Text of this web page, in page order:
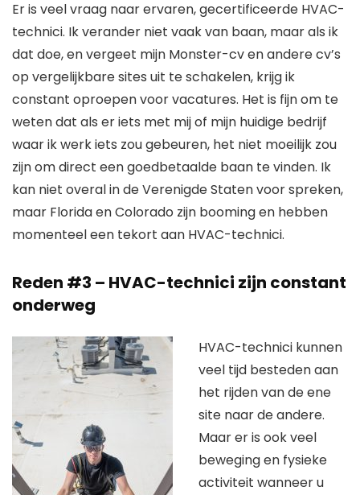
Er is veel vraag naar ervaren, gecertificeerde HVAC-
technici. Ik verander niet vaak van baan, maar als ik
dat doe, en vergeet mijn Monster-cv en andere cv’s
op vergelijkbare sites uit te schakelen, krijg ik
constant oproepen voor vacatures. Het is fijn om te
weten dat als er iets met mij of mijn huidige bedrijf
waar ik werk iets zou gebeuren, het niet moeilijk zou
zijn om direct een goedbetaalde baan te vinden. Ik
kan niet overal in de Verenigde Staten voor spreken,
maar Florida en Colorado zijn booming en hebben
momenteel een tekort aan HVAC-technici.
Reden #3 – HVAC-technici zijn constant
onderweg
HVAC-technici kunnen
veel tijd besteden aan
het rijden van de ene
site naar de andere.
Maar er is ook veel
beweging en fysieke
activiteit wanneer u